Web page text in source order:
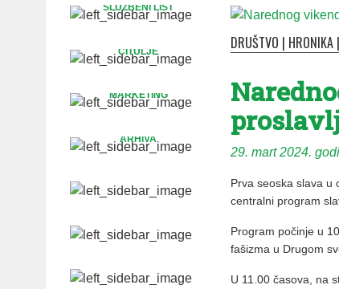
SLUŽBENI LIST
ČITULJE
MARKETING
ARHIVA
DRUŠTVO | HRONIKA |
29. mart 2024.
Prva seoska slava u
centralni program
Program počinje u
fašizma u Drugom
U 11.00 časova, na